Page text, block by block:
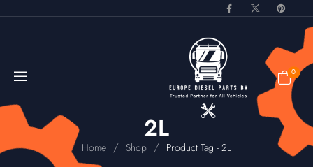
0
2L
Home / Shop / Product Tag - 2L